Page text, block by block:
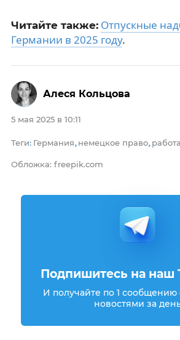
Читайте также: Отпускные
Германии в 2025 году.
5 мая 2025 в 10:11
Теги: Германия, немецкое право, работа
Обложка: freepik.com
Алеся Кольцова
Подпишитесь на наш
И получайте по 1 сообщению
новостями за